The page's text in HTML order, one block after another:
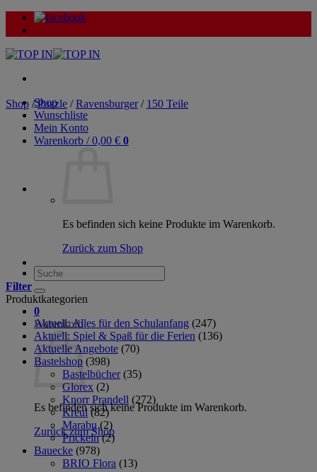
Zum
Inhalt
Shop
Wunschliste
Mein Konto
Warenkorb /0,00 € 0
Es befinden sich keine Produkte im Warenkorb.
Zurück zum Shop
Suche
nach:
0
Warenkorb
Es befinden sich keine Produkte im Warenkorb.
Zurück zum Shop
Shop / Puzzle / Ravensburger / 150 Teile
Filter
Produktkategorien
Aktuell: Alles für den Schulanfang (247)
Aktuell: Spiel & Spaß für die Ferien (136)
Aktuelle Angebote (70)
Bastelshop (398)
Bastelbücher (35)
Glorex (2)
Knorr Prandell (272)
Kreul (82)
Marabu (2)
Prickeln (2)
Bauecke (978)
BRIO Flora (13)